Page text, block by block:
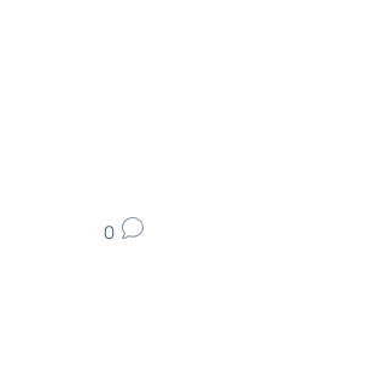
0